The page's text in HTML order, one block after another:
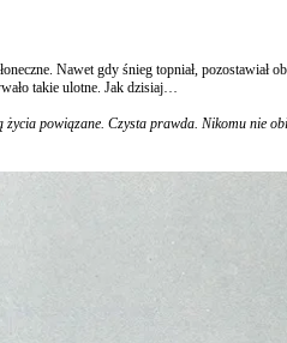
Nawet gdy śnieg topniał,
takie ulotne. Jak dzisiaj…
powiązane. Czysta prawda. Nikomu nie